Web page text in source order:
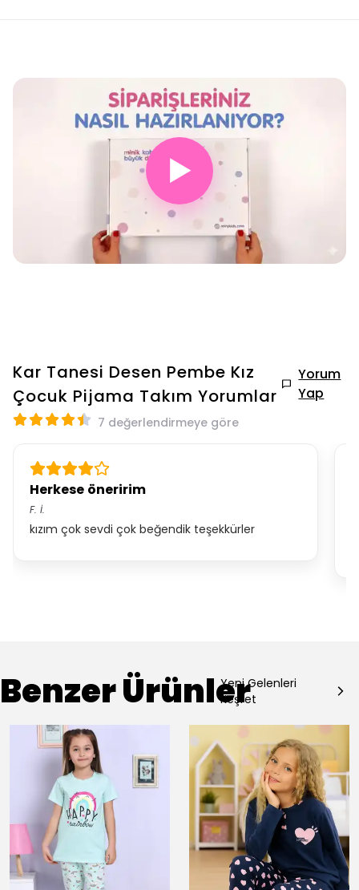
▶
Kar Tanesi Desen Pembe Kız
Çocuk Pijama Takım Yorumlar
Yorum
Yap
7 değerlendirmeye göre
Herkese öneririm
F. İ.
kızım çok sevdi çok beğendik teşekkürler
Benzer ÜrünlerYeni Gelenleri
Keşfet